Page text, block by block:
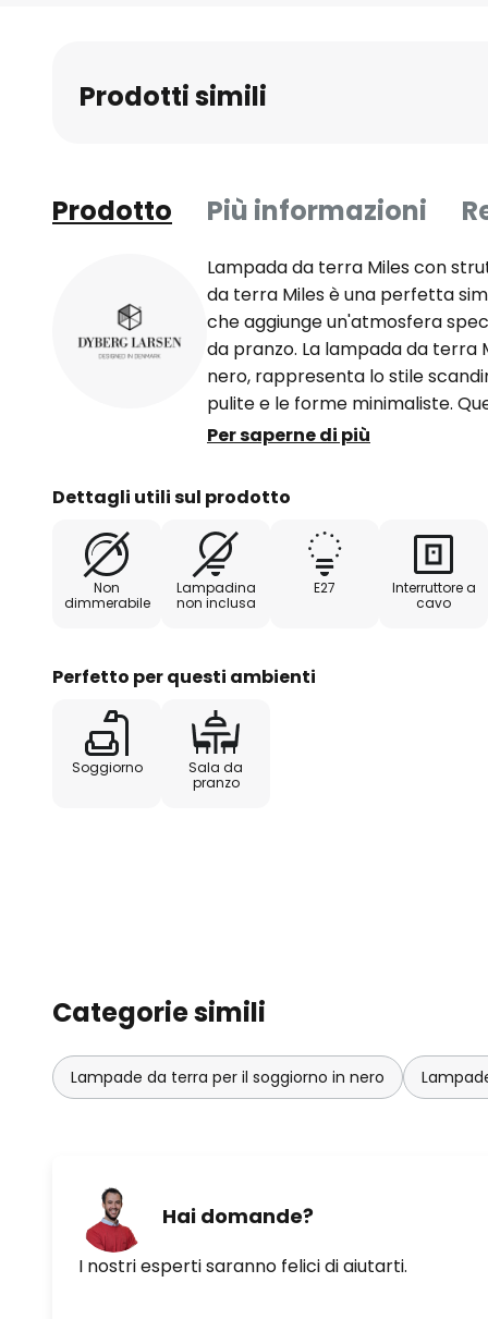
Prodotti simili
Prodotto Più informazioni
Lampada da terra Miles con
da terra Miles è una perfetta
che aggiunge un'atmosfera
da pranzo. La lampada da terra
nero, rappresenta lo stile
pulite e le forme minimaliste.
elemento di illuminazione, ma
regolabile
Per saperne di più
Dettagli utili sul prodotto
Non
dimmerabile
Lampadina
non inclusa
E27
Interruttore a
cavo
Perfetto per questi ambienti
Soggiorno
Sala da
pranzo
Categorie simili
Lampade da terra per il soggiorno in nero
Hai domande?
I nostri esperti saranno felici di aiutarti.